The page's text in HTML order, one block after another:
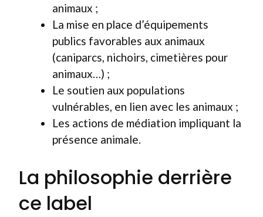
animaux ;
La mise en place d’équipements
publics favorables aux animaux
(caniparcs, nichoirs, cimetières pour
animaux…) ;
Le soutien aux populations
vulnérables, en lien avec les animaux ;
Les actions de médiation impliquant la
présence animale.
La philosophie derrière
ce label